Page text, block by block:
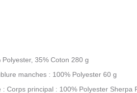
35% Coton 280 g
manches : 100% Polyester 60 g
: Corps principal : 100% Polyester